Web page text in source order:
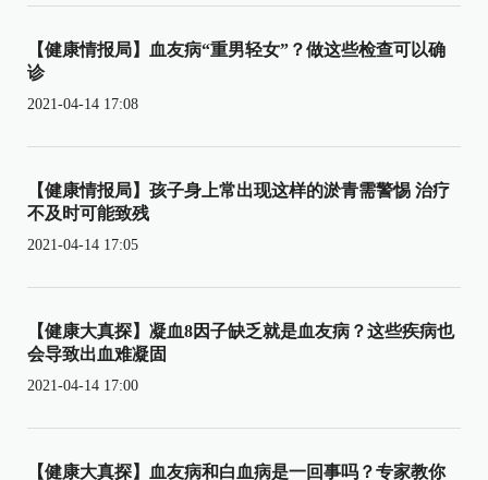
【健康情报局】血友病“重男轻女”？做这些检查可以确
诊
2021-04-14 17:08
【健康情报局】孩子身上常出现这样的淤青需警惕 治疗
不及时可能致残
2021-04-14 17:05
【健康大真探】凝血8因子缺乏就是血友病？这些疾病也
会导致出血难凝固
2021-04-14 17:00
【健康大真探】血友病和白血病是一回事吗？专家教你